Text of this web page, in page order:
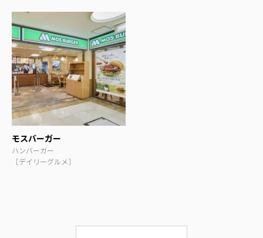
モスバーガー
ハンバーガー
［デイリーグルメ］